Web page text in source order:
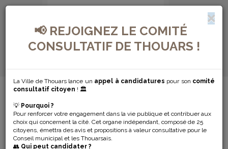
📢 REJOIGNEZ LE COMITÉ
CONSULTATIF DE THOUARS !
La Ville de Thouars lance un appel à candidatures pour son comité
consultatif citoyen ! 🏛️
💡 Pourquoi ?
Pour renforcer votre engagement dans la vie publique et contribuer aux
choix qui concernent la cité. Cet organe indépendant, composé de 25
citoyens, émettra des avis et propositions à valeur consultative pour le
Conseil municipal et les Thouarsais.
👥 Qui peut candidater ?
MENU DE NAVIGATION...
MENTIONS
LÉGALES